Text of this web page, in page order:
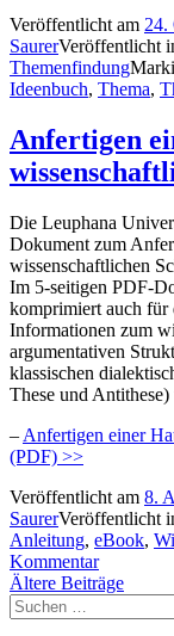
Veröffentlicht am 24.
SaurerVeröffentlicht
Themenfindung
Ideenbuch, Thema,
Anfertigen
Die Leuphana
Dokument zum
wissenschaftlichen
Im 5-seitigen PDF-
komprimiert auch für
Informationen zum
argumentativen
klassischen
These und
– Anfertigen einer
(PDF) >>
Veröffentlicht am 8.
SaurerVeröffentlicht
Anleitung, eBook,
Kommentar
Ältere Beiträge
Suchen
nach: